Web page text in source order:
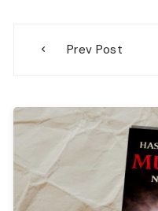
Prev Post